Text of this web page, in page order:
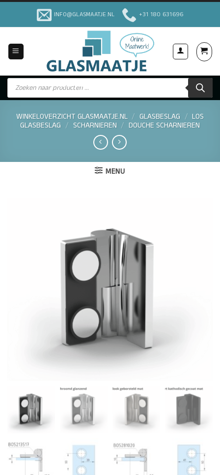
Ga
inhoud
INFO@GLASMAATJE.NL +31 180 631696
Voor Particulieren & Bedrijven
Producten
zoeken
WINKELOVERZICHT GLASMAATJE.NL / GLASBESLAG / LOS
GLASBESLAG / SCHARNIEREN / DOUCHE SCHARNIEREN
MENU